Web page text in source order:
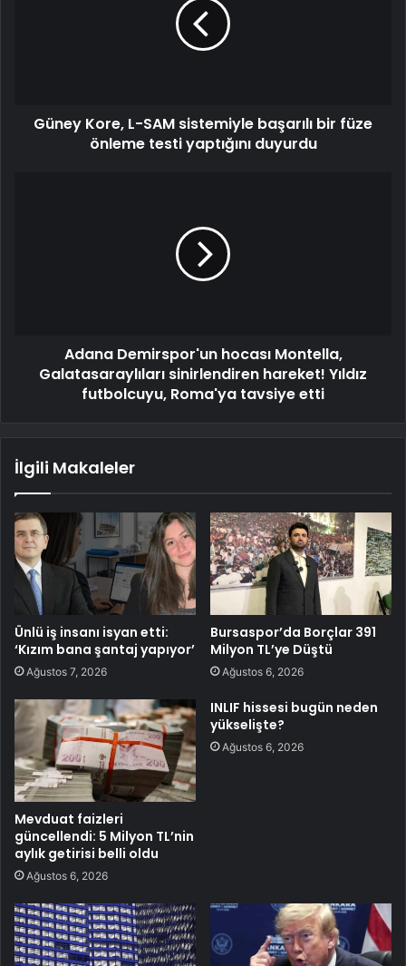
Güney Kore, L-SAM sistemiyle başarılı bir füze
önleme testi yaptığını duyurdu
Adana Demirspor'un hocası Montella,
Galatasaraylıları sinirlendiren hareket! Yıldız
futbolcuyu, Roma'ya tavsiye etti
İlgili Makaleler
Ünlü iş insanı isyan etti:
‘Kızım bana şantaj yapıyor’
Ağustos 7, 2026
Bursaspor’da Borçlar 391
Milyon TL’ye Düştü
Ağustos 6, 2026
Mevduat faizleri
güncellendi: 5 Milyon TL’nin
aylık getirisi belli oldu
Ağustos 6, 2026
INLIF hissesi bugün neden
yükselişte?
Ağustos 6, 2026